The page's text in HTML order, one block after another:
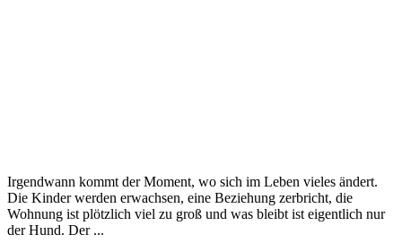
Irgendwann kommt der Moment, wo sich im Leben vieles ändert.
Die Kinder werden erwachsen, eine Beziehung zerbricht, die
Wohnung ist plötzlich viel zu groß und was bleibt ist eigentlich nur
der Hund. Der ...